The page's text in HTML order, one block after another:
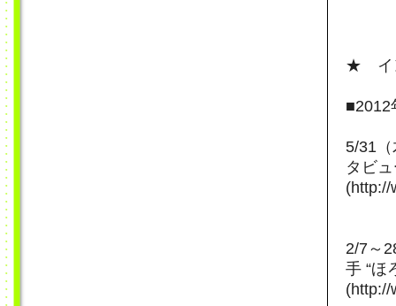
★ イ
■2012
5/31
タビ
(http://
2/7～
手 “ほ
(http://